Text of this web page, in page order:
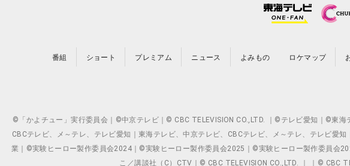
番組 ショート プレミアム ニュース よみもの ロケマップ
©「かよチュー」実行委員会｜©中京テレビ｜© CBC TELEVISION CO.,LTD. ｜©テレビ愛知｜©東
CBCテレビ、メ～テレ、テレビ愛知｜東海テレビ、中京テレビ、CBCテレビ、メ～テレ、テレビ
業｜©実験ヒーロー製作委員会2024｜©実験ヒーロー製作委員会2025｜©実験ヒーロー製作委員会
こ／講談社（C）CTV｜© CBC TELEVISION CO.,LTD. ｜ ｜© CBC